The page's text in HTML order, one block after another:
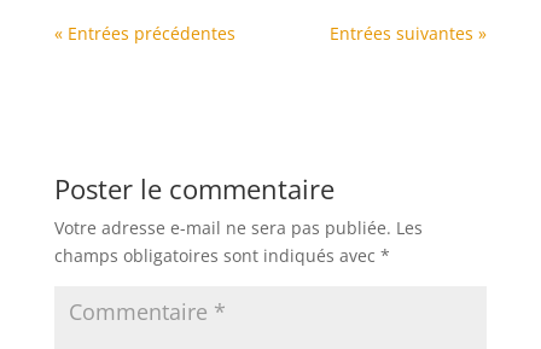
« Entrées précédentes Entrées suivantes »
Poster le commentaire
Votre adresse e-mail ne sera pas publiée. Les
champs obligatoires sont indiqués avec *